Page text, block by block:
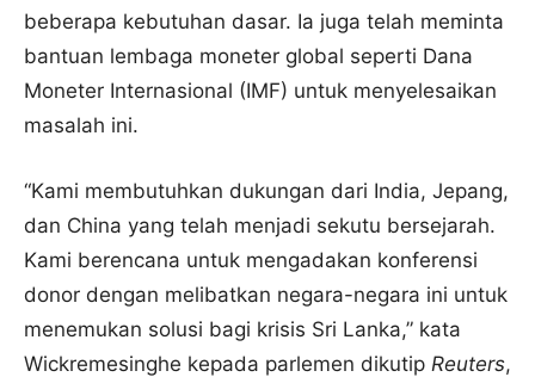
beberapa kebutuhan dasar. Ia juga telah meminta
bantuan lembaga moneter global seperti Dana
Moneter Internasional (IMF) untuk menyelesaikan
masalah ini.
“Kami membutuhkan dukungan dari India, Jepang,
dan China yang telah menjadi sekutu bersejarah.
Kami berencana untuk mengadakan konferensi
donor dengan melibatkan negara-negara ini untuk
menemukan solusi bagi krisis Sri Lanka,” kata
Wickremesinghe kepada parlemen dikutip Reuters,